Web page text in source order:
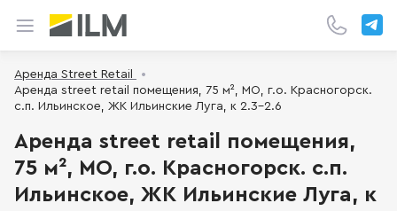
Аренда Street Retail
Аренда street retail помещения, 75 м², МО, г.о. Красногорск.
с.п. Ильинское, ЖК Ильинские Луга, к 2.3-2.6
Аренда street retail помещения,
75 м², МО, г.о. Красногорск. с.п.
Ильинское, ЖК Ильинские Луга, к